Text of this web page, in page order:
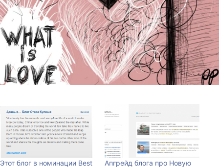
Этот блог в номинации Best
Апгрейд блога про Новую